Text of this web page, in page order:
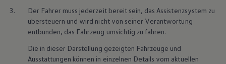
3.
Der Fahrer muss jederzeit bereit sein, das Assistenzsystem zu
übersteuern und wird nicht von seiner Verantwortung
entbunden, das Fahrzeug umsichtig zu fahren.
Die in dieser Darstellung gezeigten Fahrzeuge und
Ausstattungen können in einzelnen Details vom aktuellen